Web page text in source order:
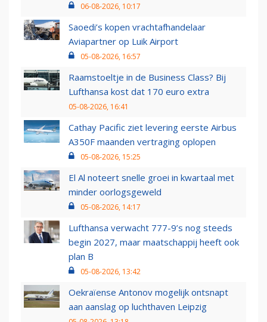
06-08-2026, 10:17
Saoedi’s kopen vrachtafhandelaar
Aviapartner op Luik Airport
05-08-2026, 16:57
Raamstoeltje in de Business Class? Bij
Lufthansa kost dat 170 euro extra
05-08-2026, 16:41
Cathay Pacific ziet levering eerste Airbus
A350F maanden vertraging oplopen
05-08-2026, 15:25
El Al noteert snelle groei in kwartaal met
minder oorlogsgeweld
05-08-2026, 14:17
Lufthansa verwacht 777-9’s nog steeds
begin 2027, maar maatschappij heeft ook
plan B
05-08-2026, 13:42
Oekraïense Antonov mogelijk ontsnapt
aan aanslag op luchthaven Leipzig